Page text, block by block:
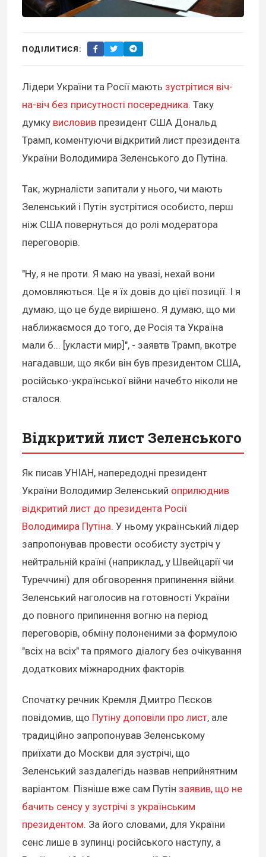
ПОДІЛИТИСЯ:
Лідери України та Росії мають зустрітися віч-
на-віч без присутності посередника. Таку
думку висловив президент США Дональд
Трамп, коментуючи відкритий лист президента
України Володимира Зеленського до Путіна.
Так, журналісти запитали у нього, чи мають
Зеленський і Путін зустрітися особисто, перш
ніж США повернуться до ролі модератора
переговорів.
"Ну, я не проти. Я маю на увазі, нехай вони
домовляються. Це я їх довів до цієї позиції. І я
думаю, що це буде вирішено. Я думаю, що ми
наближаємося до того, де Росія та Україна
мали б... [укласти мир]", - заявтв Трамп, вкотре
нагадавши, що якби він був президентом США,
російсько-української війни начебто ніколи не
сталося.
Відкритий лист Зеленського
Як писав УНІАН, напередодні президент
України Володимир Зеленський оприлюднив
відкритий лист до президента Росії
Володимира Путіна. У ньому український лідер
запропонував провести особисту зустріч у
нейтральній країні (наприклад, у Швейцарії чи
Туреччині) для обговорення припинення війни.
Зеленський наголосив на готовності України
до повного припинення вогню на період
переговорів, обміну полоненими за формулою
"всіх на всіх" та прямого діалогу без очікування
додаткових міжнародних факторів.
Спочатку речник Кремля Дмитро Пєсков
повідомив, що Путіну доповіли про лист, але
традиційно запропонував Зеленському
приїхати до Москви для зустрічі, що
Зеленський заздалегідь назвав неприйнятним
варіантом. Пізніше вже сам Путін заявив, що не
бачить сенсу у зустрічі з українським
президентом. За його словами, для України
сенс лише в зупинці російського наступу, а